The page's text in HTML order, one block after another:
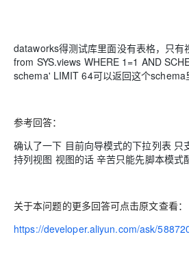
dataworks得测试库里面没有表格，只有
from SYS.views WHERE 1=1 AND
schema' LIMIT 64可以返回这个schema
参考回答：
确认了一下 目前向导模式的下拉列表 只
持列视图 视图的话 辛苦只能先脚本模式
关于本问题的更多回答可点击原文查看：
https://developer.aliyun.com/ask/